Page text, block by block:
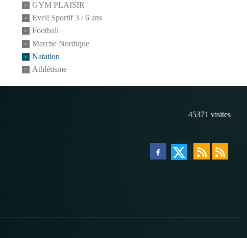
GYM PLAISIR
Eveil Sportif 3 / 6 ans
Football
Marche Nordique
Natation
Athlétisme
45371 visites